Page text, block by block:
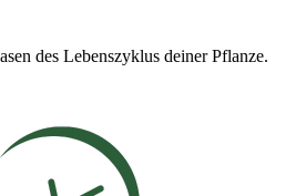
des Lebenszyklus deiner Pflanze.